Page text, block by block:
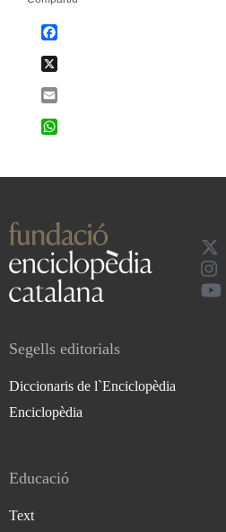
Segells editorials
Diccionaris de l`Enciclopèdia
Enciclopèdia
Educació
Text